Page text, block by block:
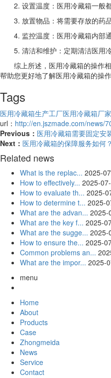
2. 设置温度：医用冷藏箱一般
3. 放置物品：将需要存放的药
4. 监控温度：医用冷藏箱内部
5. 清洁和维护：定期清洁医用
综上所述，医用冷藏箱的操作
帮助您更好地了解医用冷藏箱的操作
Tags
医用冷藏箱生产工厂医用冷藏箱厂
url： http://en.jszmade.com/news/
Previous： 医用冷藏箱需要固定安
Next： 医用冷藏箱的保障服务如何？
Related news
What is the replac... 2025-
How to effectively... 2025-
How to evaluate th... 2025-
How to determine t... 2025-
What are the advan... 2025-
What are the key f... 2025-
What are the sugge... 2025-
How to ensure the... 2025-
Common problems an...
What are the impor... 2025-
menu
Home
About
Products
Case
Zhongmeida
News
Service
Contact